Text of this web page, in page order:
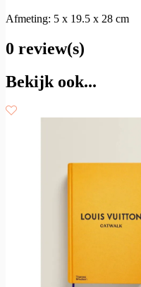
Afmeting: 5 x 19.5 x 28 cm
0 review(s)
Bekijk ook...